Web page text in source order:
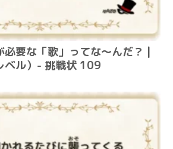
必要な「歌」ってな～んだ？ |
ベル）- 挑戦状 109